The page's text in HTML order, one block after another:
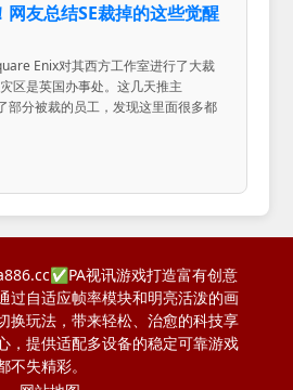
网友总结SE裁掉的这些觉醒
Enix对其西方工作室进行了大裁
区是英国办事处。这几天推主
部分被裁的员工，发现这里面很多都
视讯游戏打造富有创意
过自适应帧率模块和明亮活泼的画
换玩法，带来轻松、治愈的科技享
，提供适配多设备的稳定可靠游戏
失精彩。